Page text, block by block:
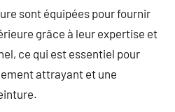
sont équipées pour fournir
grâce à leur expertise et
ce qui est essentiel pour
attrayant et une